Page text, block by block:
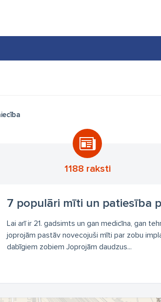
1188 raksti
7 populāri mīti un patiesība
Lai arī ir 21. gadsimts un gan medicīna, gan
joprojām pastāv novecojuši mīti par zobu
dabīgiem zobiem Joprojām daudzus...